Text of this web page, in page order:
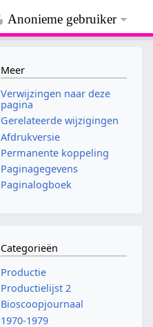
Anonieme gebruiker
Meer
Verwijzingen naar deze
pagina
Gerelateerde wijzigingen
Afdrukversie
Permanente koppeling
Paginagegevens
Paginalogboek
Categorieën
Productie
Productielijst 2
Bioscoopjournaal
1970-1979